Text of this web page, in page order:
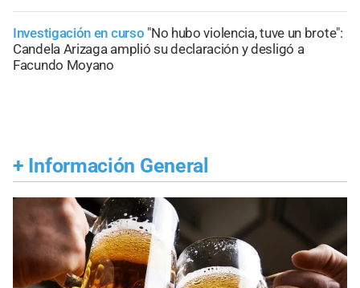
Investigación en curso "No hubo violencia, tuve un brote":
Candela Arizaga amplió su declaración y desligó a
Facundo Moyano
+ Información General